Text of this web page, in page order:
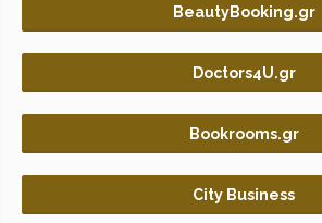
BeautyBooking.gr
Doctors4U.gr
Bookrooms.gr
City Business